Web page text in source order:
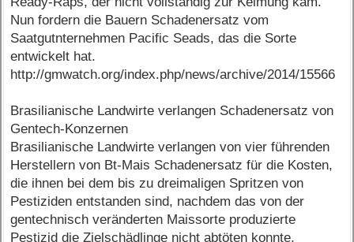
Nun fordern die Bauern Schadenersatz vom
Saatgutnternehmen Pacific Seads, das die Sorte
entwickelt hat.
http://gmwatch.org/index.php/news/archive/2014/15566
Brasilianische Landwirte verlangen Schadenersatz von
Gentech-Konzernen
Brasilianische Landwirte verlangen von vier führenden
Herstellern von Bt-Mais Schadenersatz für die Kosten,
die ihnen bei dem bis zu dreimaligen Spritzen von
Pestiziden entstanden sind, nachdem das von der
gentechnisch veränderten Maissorte produzierte
Pestizid die Zielschädlinge nicht abtöten konnte.